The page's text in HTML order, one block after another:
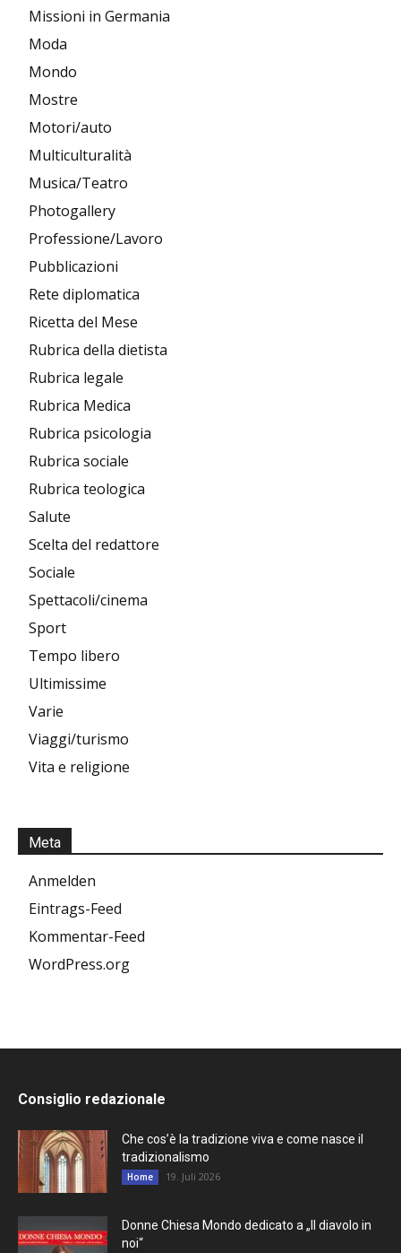
Missioni in Germania
Moda
Mondo
Mostre
Motori/auto
Multiculturalità
Musica/Teatro
Photogallery
Professione/Lavoro
Pubblicazioni
Rete diplomatica
Ricetta del Mese
Rubrica della dietista
Rubrica legale
Rubrica Medica
Rubrica psicologia
Rubrica sociale
Rubrica teologica
Salute
Scelta del redattore
Sociale
Spettacoli/cinema
Sport
Tempo libero
Ultimissime
Varie
Viaggi/turismo
Vita e religione
Meta
Anmelden
Eintrags-Feed
Kommentar-Feed
WordPress.org
Consiglio redazionale
Che cos’è la tradizione viva e come nasce il
tradizionalismo
Home 19. Juli 2026
Donne Chiesa Mondo dedicato a „Il diavolo in
noi“